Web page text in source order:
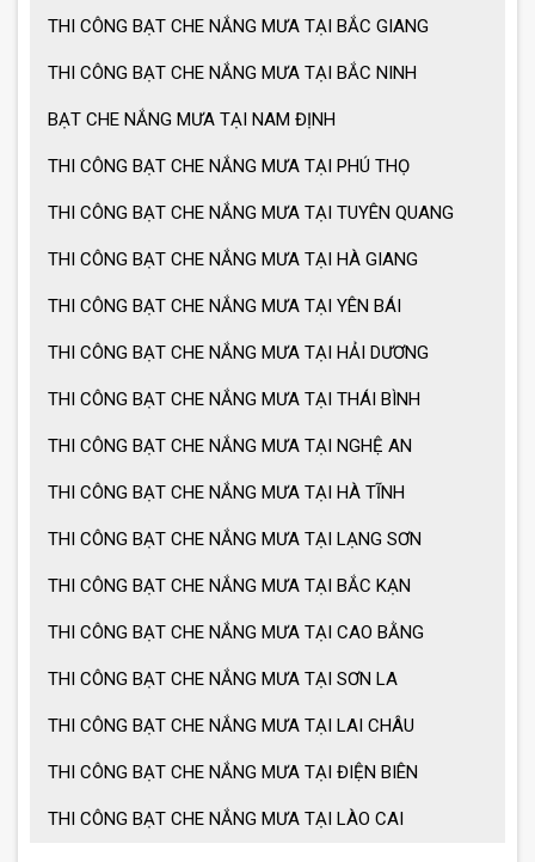
Ô dù che nắng mưa loại lớn
MẪU GIÀN PHƠI THÔNG MINH HOT
THI CÔNG BẠT CHE NẮNG MƯA TẠI BẮC GIANG
THI CÔNG BẠT CHE NẮNG MƯA TẠI BẮC NINH
BẠT CHE NẮNG MƯA TẠI NAM ĐỊNH
THI CÔNG BẠT CHE NẮNG MƯA TẠI PHÚ THỌ
THI CÔNG BẠT CHE NẮNG MƯA TẠI TUYÊN QUANG
THI CÔNG BẠT CHE NẮNG MƯA TẠI HÀ GIANG
THI CÔNG BẠT CHE NẮNG MƯA TẠI YÊN BÁI
THI CÔNG BẠT CHE NẮNG MƯA TẠI HẢI DƯƠNG
THI CÔNG BẠT CHE NẮNG MƯA TẠI THÁI BÌNH
THI CÔNG BẠT CHE NẮNG MƯA TẠI NGHỆ AN
THI CÔNG BẠT CHE NẮNG MƯA TẠI HÀ TĨNH
THI CÔNG BẠT CHE NẮNG MƯA TẠI LẠNG SƠN
THI CÔNG BẠT CHE NẮNG MƯA TẠI BẮC KẠN
THI CÔNG BẠT CHE NẮNG MƯA TẠI CAO BẰNG
THI CÔNG BẠT CHE NẮNG MƯA TẠI SƠN LA
THI CÔNG BẠT CHE NẮNG MƯA TẠI LAI CHÂU
THI CÔNG BẠT CHE NẮNG MƯA TẠI ĐIỆN BIÊN
THI CÔNG BẠT CHE NẮNG MƯA TẠI LÀO CAI